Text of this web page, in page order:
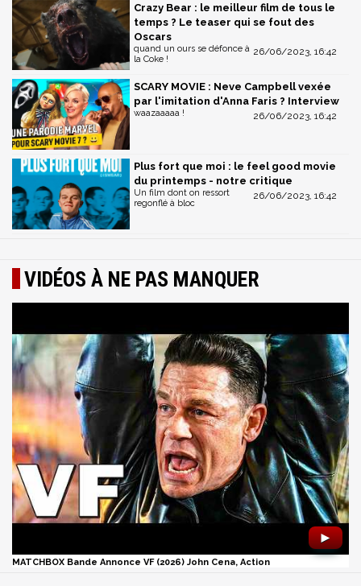
Crazy Bear : le meilleur film de tous le
temps ? Le teaser qui se fout des
Oscars
26/06/2023, 16:42
quand un ours se défonce à
la Coke !
SCARY MOVIE : Neve Campbell vexée
par l'imitation d'Anna Faris ? Interview
26/06/2023, 16:42
waazaaaaa !
Plus fort que moi : le feel good movie
du printemps - notre critique
26/06/2023, 16:42
Un film dont on ressort
regonflé à bloc
VIDÉOS À NE PAS MANQUER
►
MATCHBOX Bande Annonce VF (2026) John Cena, Action